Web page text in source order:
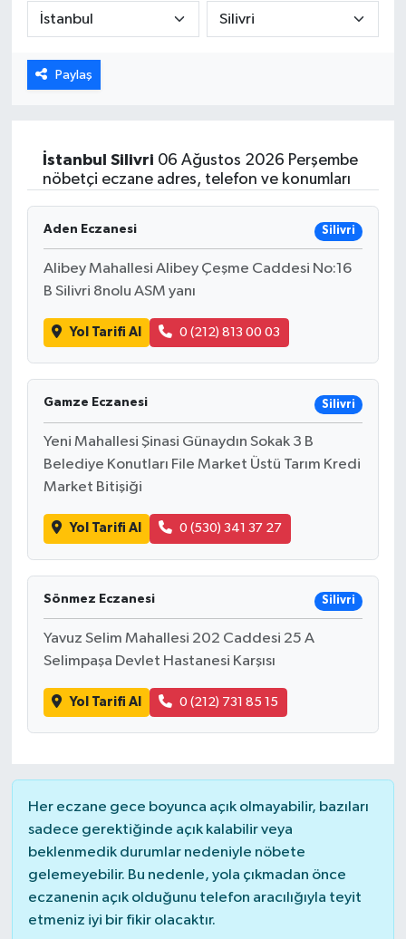
Paylaş
İstanbul Silivri 06 Ağustos 2026 Perşembe
nöbetçi eczane adres, telefon ve konumları
Aden Eczanesi Silivri
Alibey Mahallesi Alibey Çeşme Caddesi No:16
B Silivri 8nolu ASM yanı
Yol Tarifi Al 0 (212) 813 00 03
Gamze Eczanesi Silivri
Yeni Mahallesi Şinasi Günaydın Sokak 3 B
Belediye Konutları File Market Üstü Tarım Kredi
Market Bitişiği
Yol Tarifi Al 0 (530) 341 37 27
Sönmez Eczanesi Silivri
Yavuz Selim Mahallesi 202 Caddesi 25 A
Selimpaşa Devlet Hastanesi Karşısı
Yol Tarifi Al 0 (212) 731 85 15
Her eczane gece boyunca açık olmayabilir, bazıları
sadece gerektiğinde açık kalabilir veya
beklenmedik durumlar nedeniyle nöbete
gelemeyebilir. Bu nedenle, yola çıkmadan önce
eczanenin açık olduğunu telefon aracılığıyla teyit
etmeniz iyi bir fikir olacaktır.
Spor